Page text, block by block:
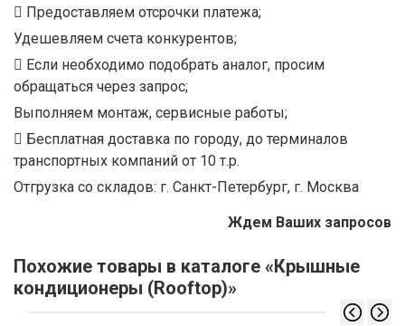
Предоставляем отсрочки платежа;
Удешевляем счета конкурентов;
Если необходимо подобрать аналог, просим
обращаться через запрос;
Выполняем монтаж, сервисные работы;
Бесплатная доставка по городу, до терминалов
транспортных компаний от 10 т.р.
Отгрузка со складов: г. Санкт-Петербург, г. Москва
Ждем Ваших запросов
Похожие товары в каталоге «Крышные
кондиционеры (Rooftop)»